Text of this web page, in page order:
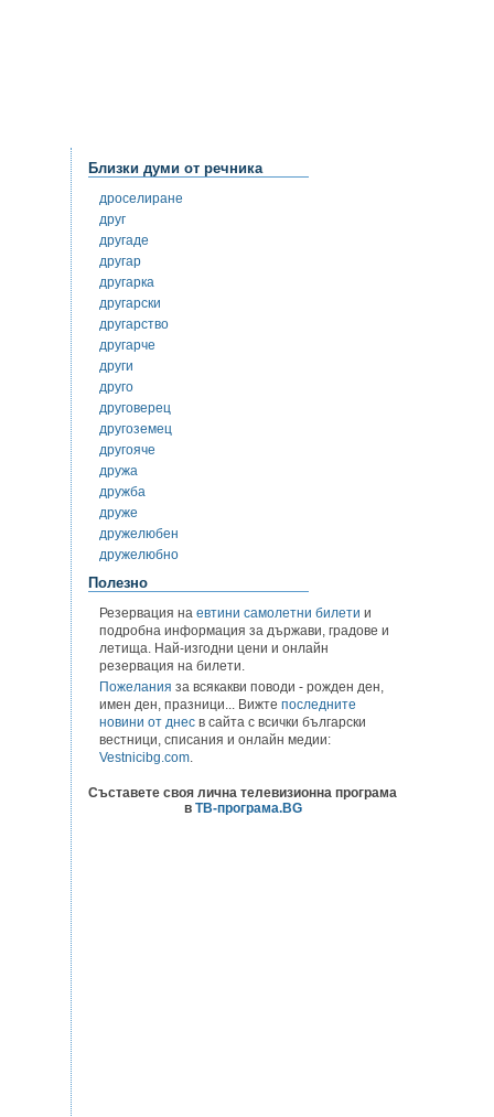
Близки думи от речника
дроселиране
друг
другаде
другар
другарка
другарски
другарство
другарче
други
друго
друговерец
другоземец
другояче
дружа
дружба
друже
дружелюбен
дружелюбно
Полезно
Резервация на евтини самолетни билети и
подробна информация за държави, градове и
летища. Най-изгодни цени и онлайн
резервация на билети.
Пожелания за всякакви поводи - рожден ден,
имен ден, празници... Вижте последните
новини от днес в сайта с всички български
вестници, списания и онлайн медии:
Vestnicibg.com.
Съставете своя лична телевизионна програма
в ТВ-програма.BG